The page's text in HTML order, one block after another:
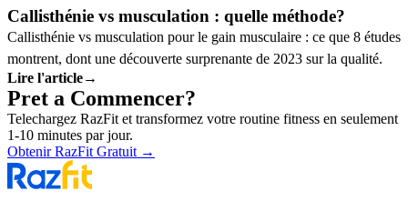
Callisthénie vs musculation : quelle méthode?
Callisthénie vs musculation pour le gain musculaire : ce que 8 études
montrent, dont une découverte surprenante de 2023 sur la qualité.
Lire l'article→
Pret a Commencer?
Telechargez RazFit et transformez votre routine fitness en seulement
1-10 minutes par jour.
Obtenir RazFit Gratuit →